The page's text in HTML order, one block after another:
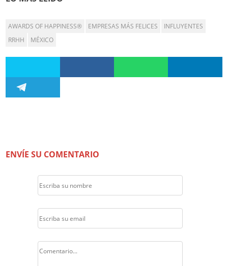
AWARDS OF HAPPINESS® EMPRESAS MÁS FELICES
INFLUYENTES
RRHH
MÉXICO
ENVÍE SU COMENTARIO